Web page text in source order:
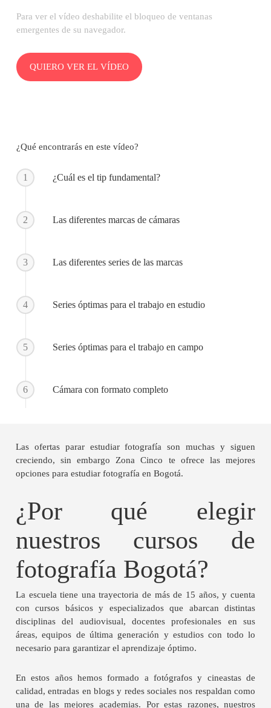
Para ver el vídeo deshabilite el bloqueo de ventanas
emergentes de su navegador.
¿Qué encontrarás en este vídeo?
1 ¿Cuál es el tip fundamental?
2 Las diferentes marcas de cámaras
3 Las diferentes series de las marcas
4 Series óptimas para el trabajo en estudio
5 Series óptimas para el trabajo en campo
6 Cámara con formato completo
Las ofertas parar estudiar fotografía son muchas y siguen
creciendo, sin embargo Zona Cinco te ofrece las mejores
opciones para estudiar fotografía en Bogotá.
¿Por qué elegir
nuestros cursos de
fotografía Bogotá?
La escuela tiene una trayectoria de más de 15 años, y cuenta
con cursos básicos y especializados que abarcan distintas
disciplinas del audiovisual, docentes profesionales en sus
áreas, equipos de última generación y estudios con todo lo
necesario para garantizar el aprendizaje óptimo.
En estos años hemos formado a fotógrafos y cineastas de
calidad, entradas en blogs y redes sociales nos respaldan como
una de las mejores academias. Por estas razones, nuestros